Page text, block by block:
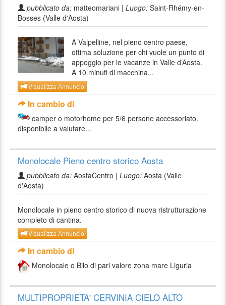
pubblicato da: matteomariani | Luogo: Saint-Rhémy-en-
Bosses (Valle d'Aosta)
A Valpelline, nel pieno centro paese,
ottima soluzione per chi vuole un punto di
appoggio per le vacanze in Valle d’Aosta.
A 10 minuti di macchina...
Visualizza Annuncio
In cambio di
camper o motorhome per 5/6 persone accessoriato.
disponibile a valutare...
Monolocale Pieno centro storico Aosta
pubblicato da: AostaCentro | Luogo: Aosta (Valle
d'Aosta)
Monolocale in pieno centro storico di nuova ristrutturazione
completo di cantina.
Visualizza Annuncio
In cambio di
Monolocale o Bilo di pari valore zona mare Liguria
MULTIPROPRIETA' CERVINIA CIELO ALTO